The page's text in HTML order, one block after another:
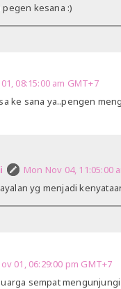
pegen kesana :)
08:15:00 am GMT+7
ke sana ya..pengen
Mon Nov 04, 11:05:00
yg menjadi
01, 06:29:00 pm GMT+7
sempat